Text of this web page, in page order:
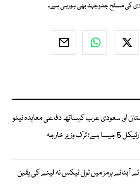
کی مسلح جدوجہد بھی ہورہی ہے۔
اور سعودی عرب کیساتھ دفاعی معاہدہ نیٹو
ہے؛ ترک وزیر خارجہ
نے آبنائے ہرمز میں ٹول ٹیکس نہ لینے کی یقین